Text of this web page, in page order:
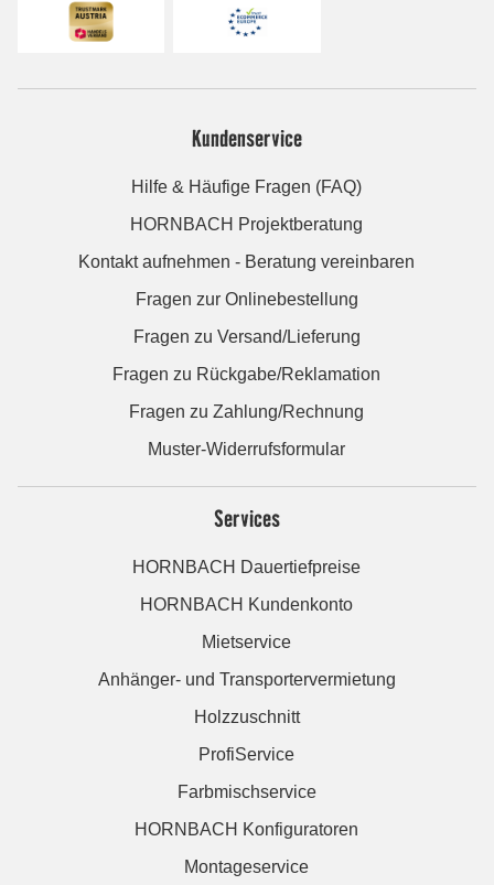
Kundenservice
Hilfe & Häufige Fragen (FAQ)
HORNBACH Projektberatung
Kontakt aufnehmen - Beratung vereinbaren
Fragen zur Onlinebestellung
Fragen zu Versand/Lieferung
Fragen zu Rückgabe/Reklamation
Fragen zu Zahlung/Rechnung
Muster-Widerrufsformular
Services
HORNBACH Dauertiefpreise
HORNBACH Kundenkonto
Mietservice
Anhänger- und Transportervermietung
Holzzuschnitt
ProfiService
Farbmischservice
HORNBACH Konfiguratoren
Montageservice